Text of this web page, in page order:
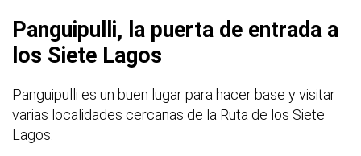
Panguipulli, la puerta de entrada a
los Siete Lagos
Panguipulli es un buen lugar para hacer base y visitar
varias localidades cercanas de la Ruta de los Siete
Lagos.